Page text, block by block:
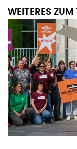
WEITERES ZUM